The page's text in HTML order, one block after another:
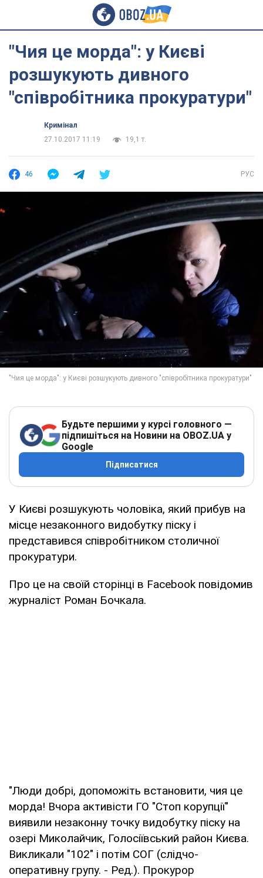
"Чия це морда": у Києві
розшукують дивного
"співробітника прокуратури"
Кримінал
27.10.2017 11:19
19,1 т.
46 РУС
Будьте першими у курсі головного —
підпишіться на Новини на OBOZ.UA у
Google
Підписатися
У Києві розшукують чоловіка, який прибув на
місце незаконного видобутку піску і
представився співробітником столичної
прокуратури.
Про це на своїй сторінці в Facebook повідомив
журналіст Роман Бочкала.
"Люди добрі, допоможіть встановити, чия це
морда! Вчора активісти ГО "Стоп корупції"
виявили незаконну точку видобутку піску на
озері Миколайчик, Голосіївський район Києва.
Викликали "102" і потім СОГ (слідчо-
оперативну групу. - Ред.). Прокурор